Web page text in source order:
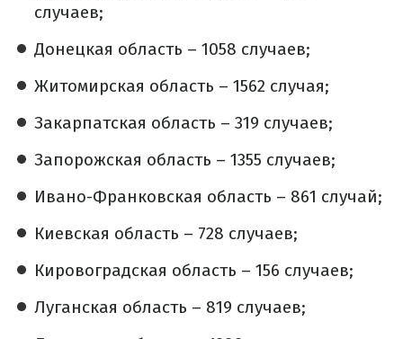
случаев;
Донецкая область – 1058 случаев;
Житомирская область – 1562 случая;
Закарпатская область – 319 случаев;
Запорожская область – 1355 случаев;
Ивано-Франковская область – 861 случай;
Киевская область – 728 случаев;
Кировоградская область – 156 случаев;
Луганская область – 819 случаев;